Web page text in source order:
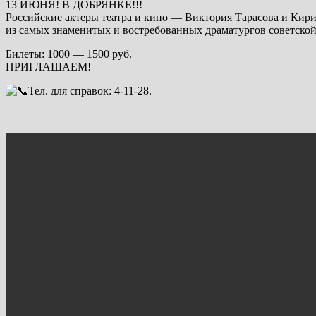
13 ИЮНЯ! В ДОБРЯНКЕ!!!
Российские актеры театра и кино — Виктория Тарасова и
из самых знаменитых и востребованных драматургов
Билеты: 1000 — 1500 руб.
ПРИГЛАШАЕМ!
Тел. для справок: 4-11-28.